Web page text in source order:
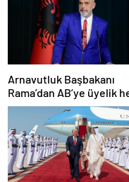
Arnavutluk Başbakanı
Rama’dan AB’ye üyelik